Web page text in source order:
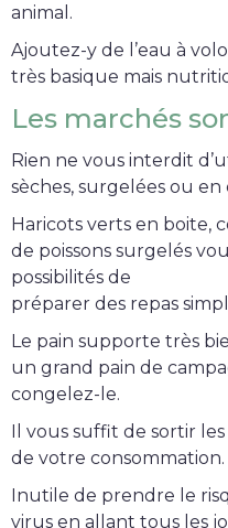
animal.
Ajoutez-y de l’eau à
très basique mais
Les marchés
Rien ne vous interdit
sèches, surgelées ou en
Haricots verts en boite,
de poissons surgelés
possibilités de
préparer des repas
Le pain supporte très
un grand pain de
congelez-le.
Il vous suffit de sortir
de votre consommation.
Inutile de prendre le
virus en allant tous les